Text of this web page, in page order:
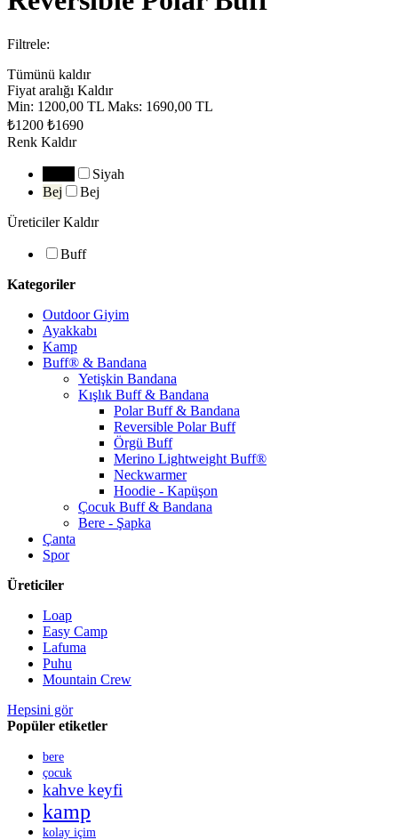
Filtrele:
Tümünü kaldır
Fiyat aralığı Kaldır
Min: 1200,00 TL Maks: 1690,00 TL
₺1200 ₺1690
Renk Kaldır
Siyah
Bej
Bej
Üreticiler Kaldır
Buff
Kategoriler
Outdoor Giyim
Ayakkabı
Kamp
Buff® & Bandana
Yetişkin Bandana
Kışlık Buff & Bandana
Polar Buff & Bandana
Reversible Polar Buff
Örgü Buff
Merino Lightweight Buff®
Neckwarmer
Hoodie - Kapüşon
Çocuk Buff & Bandana
Bere - Şapka
Çanta
Spor
Üreticiler
Loap
Easy Camp
Lafuma
Puhu
Mountain Crew
Hepsini gör
Popüler etiketler
bere
çocuk
kahve keyfi
kamp
kolay içim